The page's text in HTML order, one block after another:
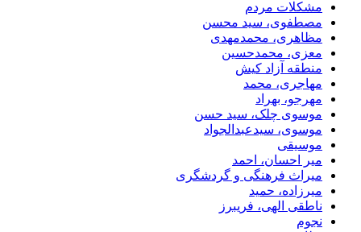
مشکلات مردم
مصطفوی، سید محسن
مظاهری، محمدمهدی
معزی، محمدحسین
منطقه آزاد کیش
مهاجری، محمد
مهرجو، بهراد
موسوی چلک، سید حسن
موسوی، سیدعبدالجواد
موسیقی
میر احسان، احمد
میراث فرهنگی و گردشگری
میرزاده، حمید
ناطقی الهی، فریبرز
نجوم